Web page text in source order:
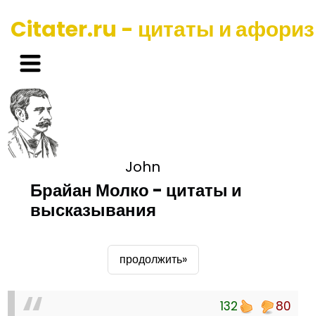
Citater.ru - цитаты и
John
Брайан Молко - цитаты и
высказывания
продолжить»
132 80